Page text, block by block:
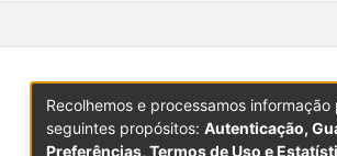
Recolhemos e processamos informação
seguintes propósitos: Autenticação,
Preferências, Termos de Uso e